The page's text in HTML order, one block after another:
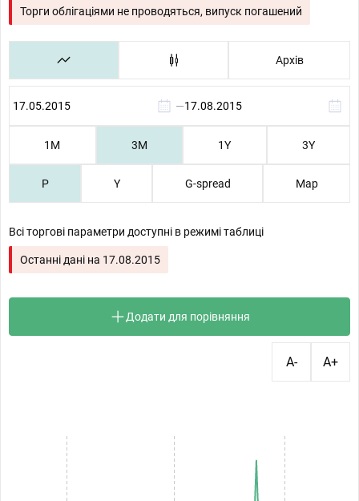
Торги облігаціями не проводяться, випуск погашений
Архів
—
1М 3М 1Y 3Y
P Y G-spread Map
Всі торгові параметри доступні в режимі таблиці
Останні дані на 17.08.2015
Додати для порівняння
A- A+